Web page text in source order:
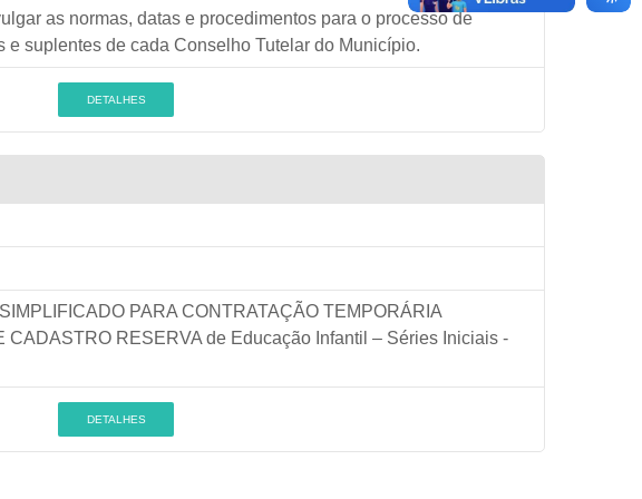
as normas, datas e procedimentos para o processo de
suplentes de cada Conselho Tutelar do Município.
DETALHES
PARA CONTRATAÇÃO TEMPORÁRIA
CADASTRO RESERVA de Educação Infantil – Séries Iniciais -
DETALHES